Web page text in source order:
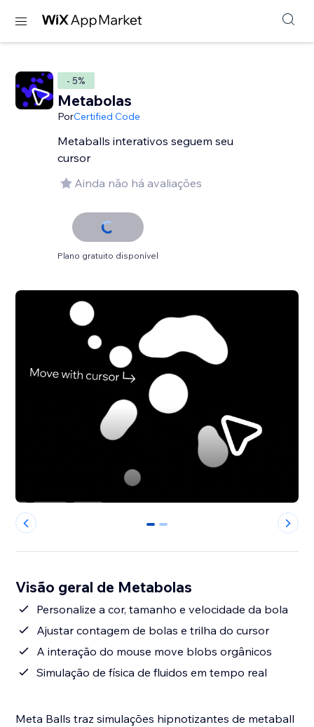
- 5%
Metabolas
PorCertified Code
Metaballs interativos seguem seu
cursor
Ainda não há avaliações
Plano gratuito disponível
0 1
Visão geral de Metabolas
Personalize a cor, tamanho e velocidade da bola
Ajustar contagem de bolas e trilha do cursor
A interação do mouse move blobs orgânicos
Simulação de física de fluidos em tempo real
Meta Balls traz simulações hipnotizantes de metaball